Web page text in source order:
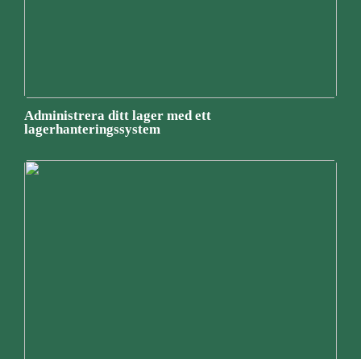
Administrera ditt lager med ett
lagerhanteringssystem